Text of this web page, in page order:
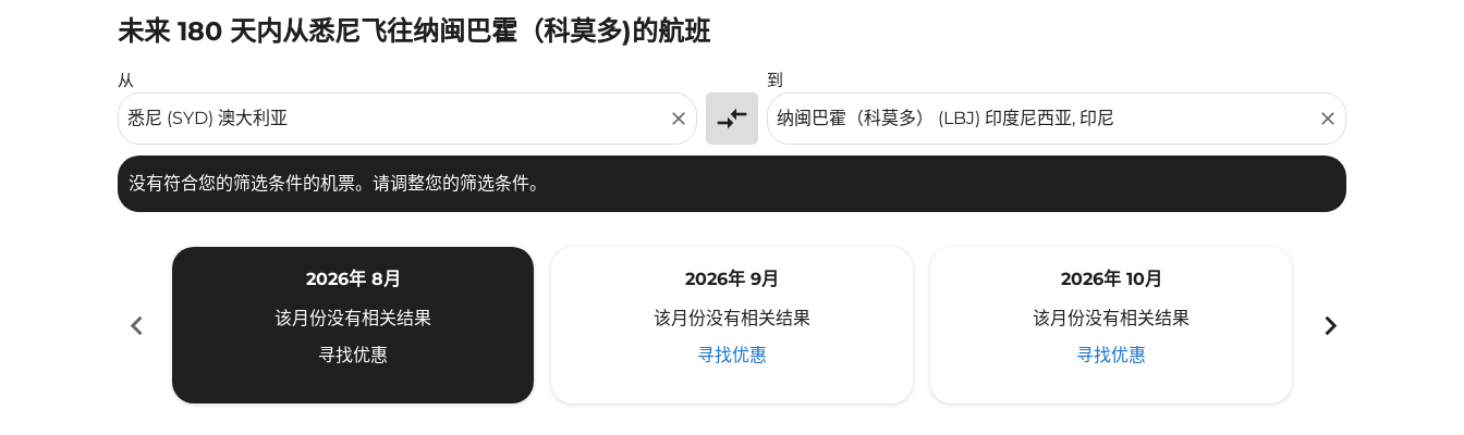
未来 180 天内从悉尼飞往纳闽巴霍（科莫多)的航班
从
close compare_arrows
到
close
没有符合您的筛选条件的机票。请调整您的筛选条件。
没有符合您的筛选条件的机票。请调整您的筛选条件。
chevron_left
2026年 8月
该月份没有相关结果
寻找优惠
2026年 9月
该月份没有相关结果
寻找优惠
2026年 10月
该月份没有相关结果
寻找优惠
chevron_right